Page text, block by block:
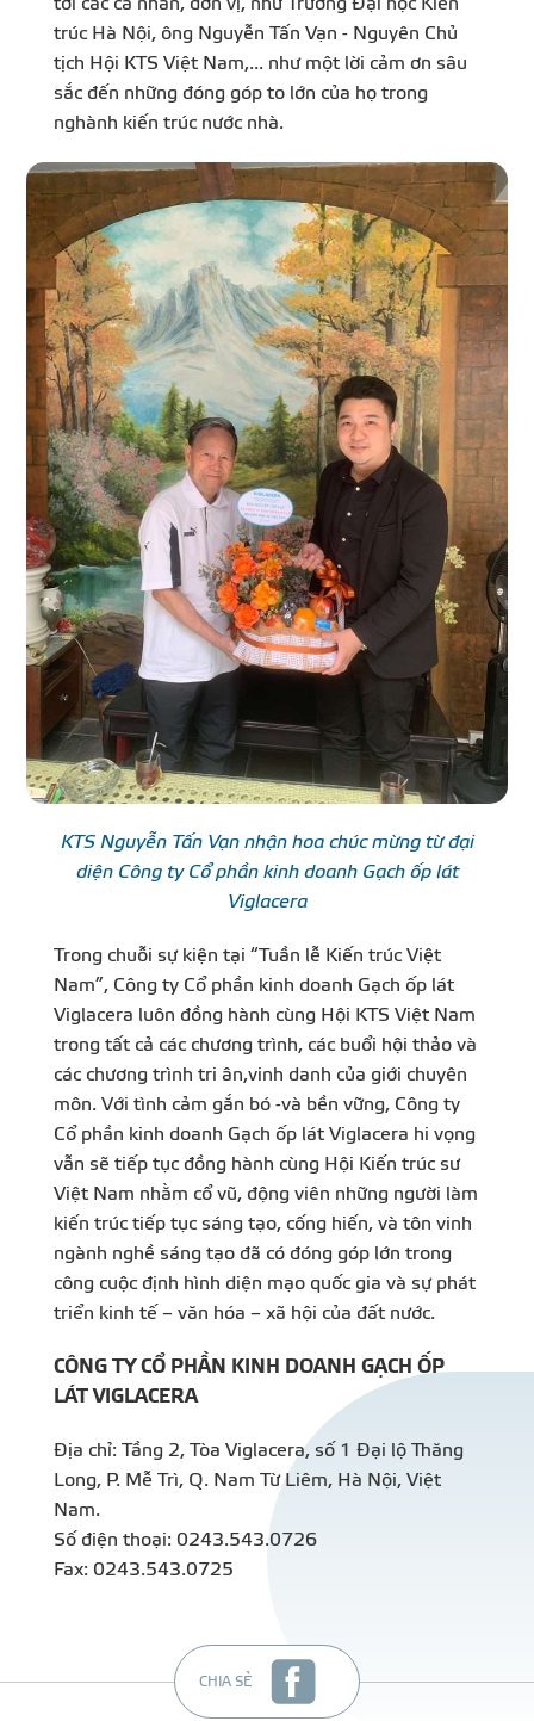
trúc Hà Nội, ông Nguyễn Tấn Vạn - Nguyên Chủ
tịch Hội KTS Việt Nam,... như một lời cảm ơn sâu
sắc đến những đóng góp to lớn của họ trong
nghành kiến trúc nước nhà.
KTS Nguyễn Tấn Vạn nhận hoa chúc mừng từ đại
diện Công ty Cổ phần kinh doanh Gạch ốp lát
Viglacera
Trong chuỗi sự kiện tại “Tuần lễ Kiến trúc Việt
Nam”, Công ty Cổ phần kinh doanh Gạch ốp lát
Viglacera luôn đồng hành cùng Hội KTS Việt Nam
trong tất cả các chương trình, các buổi hội thảo và
các chương trình tri ân,vinh danh của giới chuyên
môn. Với tình cảm gắn bó -và bền vững, Công ty
Cổ phần kinh doanh Gạch ốp lát Viglacera hi vọng
vẫn sẽ tiếp tục đồng hành cùng Hội Kiến trúc sư
Việt Nam nhằm cổ vũ, động viên những người làm
kiến trúc tiếp tục sáng tạo, cống hiến, và tôn vinh
ngành nghề sáng tạo đã có đóng góp lớn trong
công cuộc định hình diện mạo quốc gia và sự phát
triển kinh tế – văn hóa – xã hội của đất nước.
CÔNG TY CỔ PHẦN KINH DOANH GẠCH ỐP
LÁT VIGLACERA
Địa chỉ: Tầng 2, Tòa Viglacera, số 1 Đại lộ Thăng
Long, P. Mễ Trì, Q. Nam Từ Liêm, Hà Nội, Việt
Nam.
Số điện thoại: 0243.543.0726
Fax: 0243.543.0725
CHIA SẺ